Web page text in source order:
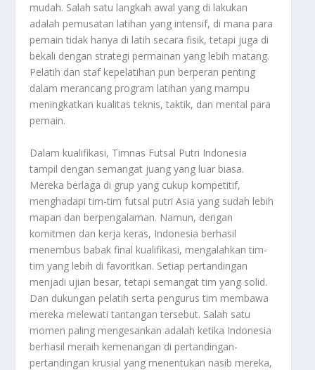
mudah. Salah satu langkah awal yang di lakukan
adalah pemusatan latihan yang intensif, di mana para
pemain tidak hanya di latih secara fisik, tetapi juga di
bekali dengan strategi permainan yang lebih matang.
Pelatih dan staf kepelatihan pun berperan penting
dalam merancang program latihan yang mampu
meningkatkan kualitas teknis, taktik, dan mental para
pemain.
Dalam kualifikasi, Timnas Futsal Putri Indonesia
tampil dengan semangat juang yang luar biasa.
Mereka berlaga di grup yang cukup kompetitif,
menghadapi tim-tim futsal putri Asia yang sudah lebih
mapan dan berpengalaman. Namun, dengan
komitmen dan kerja keras, Indonesia berhasil
menembus babak final kualifikasi, mengalahkan tim-
tim yang lebih di favoritkan. Setiap pertandingan
menjadi ujian besar, tetapi semangat tim yang solid.
Dan dukungan pelatih serta pengurus tim membawa
mereka melewati tantangan tersebut. Salah satu
momen paling mengesankan adalah ketika Indonesia
berhasil meraih kemenangan di pertandingan-
pertandingan krusial yang menentukan nasib mereka,